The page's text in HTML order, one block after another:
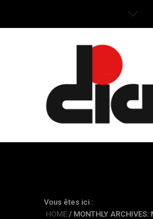
Vous êtes ici :
HOME / MONTHLY ARCHIVES: